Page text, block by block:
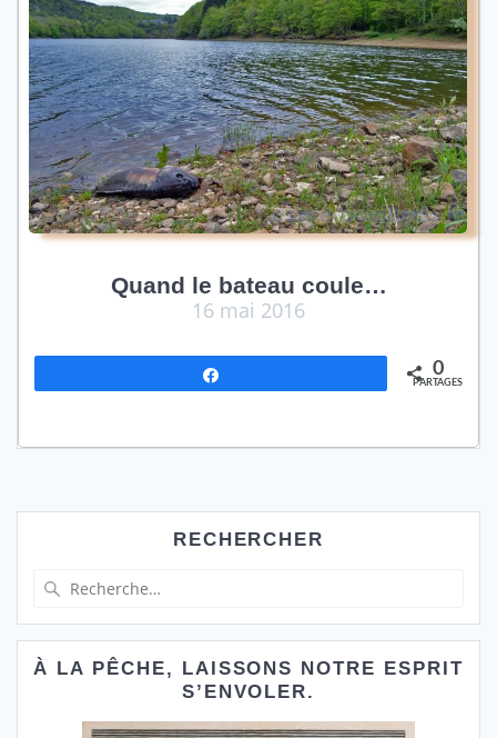
Quand le bateau coule…
16 mai 2016
0
PARTAGES
RECHERCHER
:
À LA PÊCHE, LAISSONS NOTRE ESPRIT
S’ENVOLER.